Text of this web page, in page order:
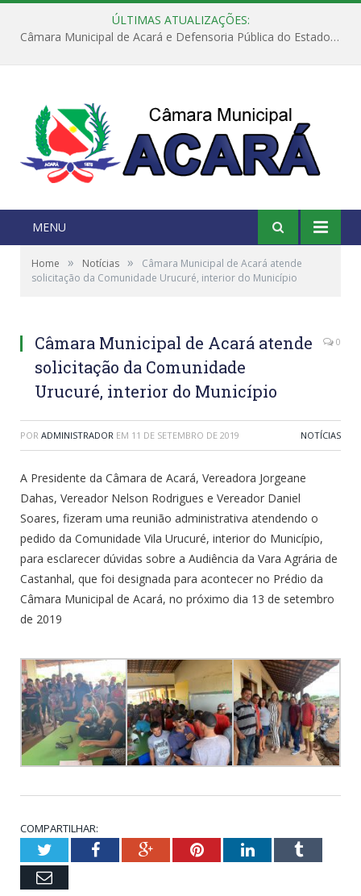
ÚLTIMAS ATUALIZAÇÕES:
Câmara Municipal de Acará e Defensoria Pública do Estado, promovem Ação Balcão de Direitos
MENU
Home » Notícias »
Câmara Municipal de Acará atende
solicitação da Comunidade Urucuré, interior do Município
Câmara Municipal de Acará atende
solicitação da Comunidade
Urucuré, interior do Município
0
POR ADMINISTRADOR EM 11 DE SETEMBRO DE 2019 NOTÍCIAS
A Presidente da Câmara de Acará, Vereadora Jorgeane
Dahas, Vereador Nelson Rodrigues e Vereador Daniel
Soares, fizeram uma reunião administrativa atendendo o
pedido da Comunidade Vila Urucuré, interior do Município,
para esclarecer dúvidas sobre a Audiência da Vara Agrária de
Castanhal, que foi designada para acontecer no Prédio da
Câmara Municipal de Acará, no próximo dia 13 de setembro
de 2019
COMPARTILHAR:
TwitterFacebookGoogle+PinterestLinkedInTumblr
Email